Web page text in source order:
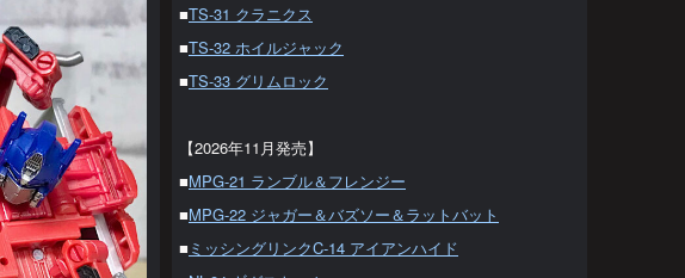
■TS-31 クラニクス
■TS-32 ホイルジャック
■TS-33 グリムロック
【2026年11月発売】
■MPG-21 ランブル＆フレンジー
■MPG-22 ジャガー＆バズソー＆ラットバット
■ ミッシングリンクC-14 アイアンハイド